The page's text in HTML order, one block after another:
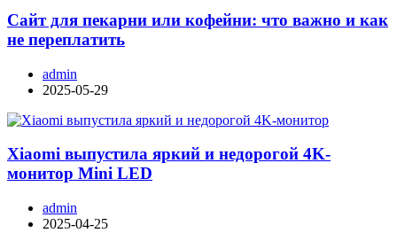
Сайт для пекарни или кофейни: что важно и как
не переплатить
admin
2025-05-29
Xiaomi выпустила яркий и недорогой 4K-
монитор Mini LED
admin
2025-04-25